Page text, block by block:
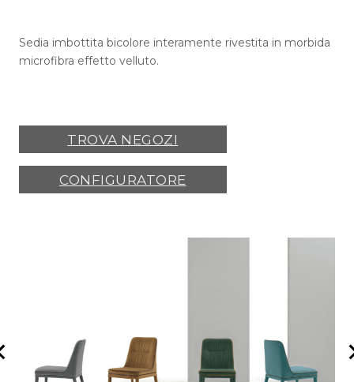
Sedia imbottita bicolore interamente rivestita in morbida
microfibra effetto velluto.
TROVA NEGOZI
CONFIGURATORE